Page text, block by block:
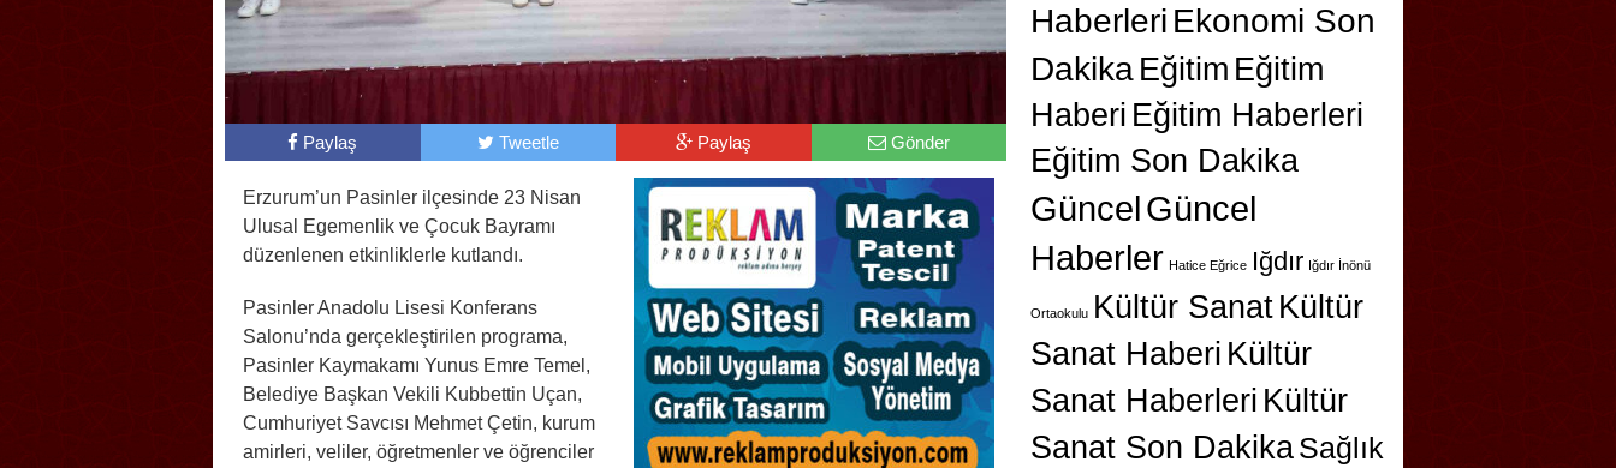
Paylaş Tweetle Paylaş Gönder
Erzurum’un Pasinler ilçesinde 23 Nisan
Ulusal Egemenlik ve Çocuk Bayramı
düzenlenen etkinliklerle kutlandı.
Pasinler Anadolu Lisesi Konferans
Salonu’nda gerçekleştirilen programa,
Pasinler Kaymakamı Yunus Emre Temel,
Belediye Başkan Vekili Kubbettin Uçan,
Cumhuriyet Savcısı Mehmet Çetin, kurum
amirleri, veliler, öğretmenler ve öğrenciler
Haberleri Ekonomi Son
Dakika Eğitim Eğitim
Haberi Eğitim Haberleri
Eğitim Son Dakika
GüncelGüncel
Haberler Hatice Eğrice Iğdır Iğdır İnönü
Ortaokulu Kültür SanatKültür
Sanat Haberi Kültür
Sanat Haberleri Kültür
Sanat Son DakikaSağlık